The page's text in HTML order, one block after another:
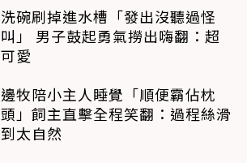
洗碗刷掉進水槽「發出沒聽過怪
叫」 男子鼓起勇氣撈出嗨翻：超
可愛
邊牧陪小主人睡覺「順便霸佔枕
頭」飼主直擊全程笑翻：過程絲滑
到太自然